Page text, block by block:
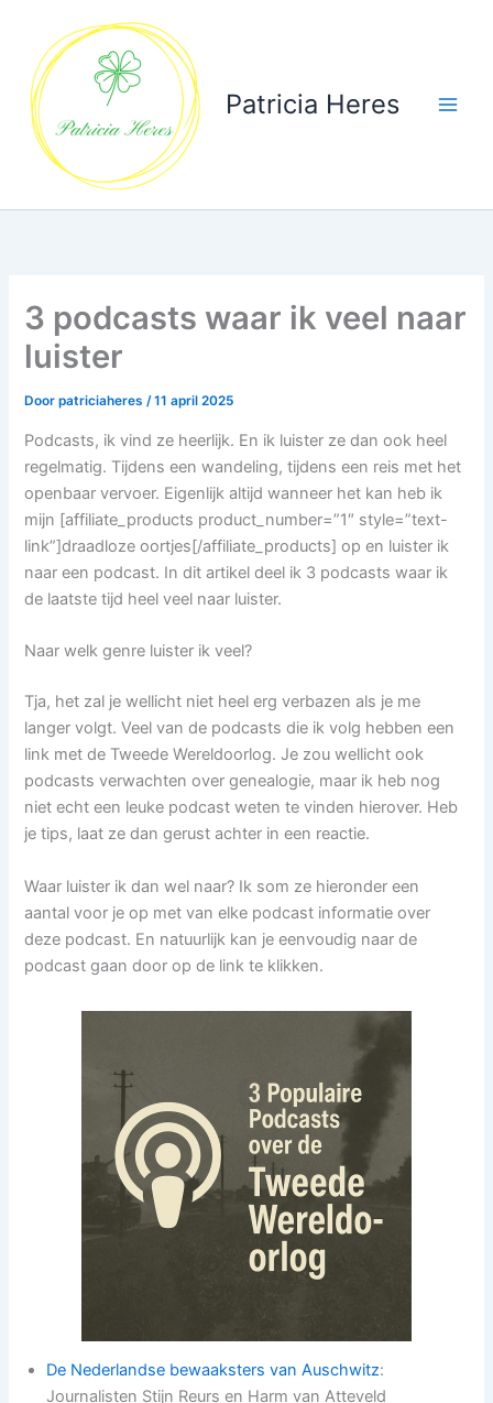
inhoud
Patricia Heres
3 podcasts waar ik veel naar
luister
Doorpatriciaheres/11 april 2025
Podcasts, ik vind ze heerlijk. En ik luister ze dan ook heel
regelmatig. Tijdens een wandeling, tijdens een reis met het
openbaar vervoer. Eigenlijk altijd wanneer het kan heb ik
mijn [affiliate_products product_number=”1″ style=”text-
link”]draadloze oortjes[/affiliate_products] op en luister ik
naar een podcast. In dit artikel deel ik 3 podcasts waar ik
de laatste tijd heel veel naar luister.
Naar welk genre luister ik veel?
Tja, het zal je wellicht niet heel erg verbazen als je me
langer volgt. Veel van de podcasts die ik volg hebben een
link met de Tweede Wereldoorlog. Je zou wellicht ook
podcasts verwachten over genealogie, maar ik heb nog
niet echt een leuke podcast weten te vinden hierover. Heb
je tips, laat ze dan gerust achter in een reactie.
Waar luister ik dan wel naar? Ik som ze hieronder een
aantal voor je op met van elke podcast informatie over
deze podcast. En natuurlijk kan je eenvoudig naar de
podcast gaan door op de link te klikken.
De Nederlandse bewaaksters van Auschwitz:
Journalisten Stijn Reurs en Harm van Atteveld